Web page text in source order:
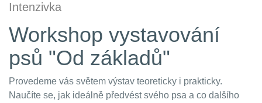
Intenzivka
Workshop vystavování
psů "Od základů"
Provedeme vás světem výstav teoreticky i prakticky.
Naučíte se, jak ideálně předvést svého psa a co dalšího